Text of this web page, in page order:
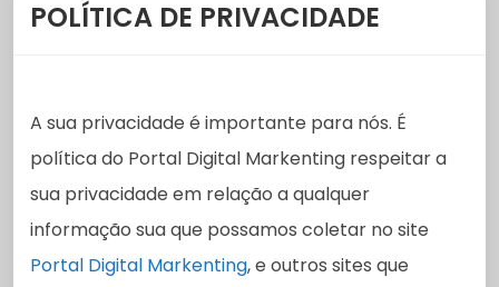
POLÍTICA DE PRIVACIDADE
A sua privacidade é importante para nós. É
política do Portal Digital Markenting respeitar a
sua privacidade em relação a qualquer
informação sua que possamos coletar no site
Portal Digital Markenting, e outros sites que